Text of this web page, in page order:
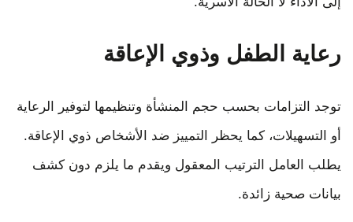
رعاية الطفل وذوي الإعاقة
توجد التزامات بحسب حجم المنشأة وتنظيمها لتوفير الرعاية
أو التسهيلات، كما يحظر التمييز ضد الأشخاص ذوي الإعاقة.
يطلب العامل الترتيب المعقول ويقدم ما يلزم دون كشف
بيانات صحية زائدة.